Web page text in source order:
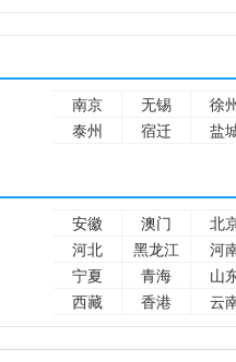
南京 无锡
徐
泰州
宿迁 盐
安徽 澳门
北
河北
黑龙江
河
宁夏
青海
山
西藏
香港 云